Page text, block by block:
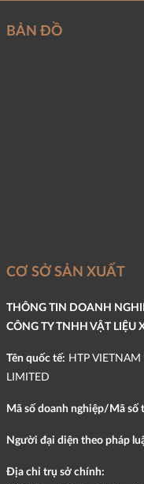
BẢN ĐỒ
CƠ SỞ SẢN XUẤT
THÔNG TIN DOANH
CÔNG TY TNHH VẬT LIỆU
Tên quốc tế: HTP
LIMITED
Mã số doanh nghiệp/Mã số
Người đại diện theo pháp
Địa chỉ trụ sở chính: